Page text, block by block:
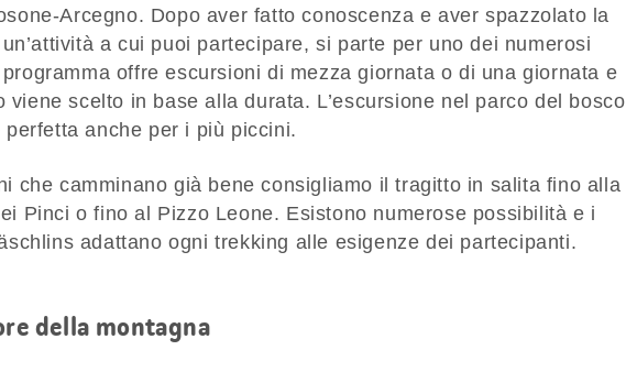
Arcegno. Dopo aver fatto conoscenza e aver spazzolato la
a cui puoi partecipare, si parte per uno dei numerosi
offre escursioni di mezza giornata o di una giornata e
viene scelto in base alla durata. L’escursione nel parco del bosco
perfetta anche per i più piccini.
che camminano già bene consigliamo il tragitto in salita fino alla
Pinci o fino al Pizzo Leone. Esistono numerose possibilità e i
adattano ogni trekking alle esigenze dei partecipanti.
della montagna